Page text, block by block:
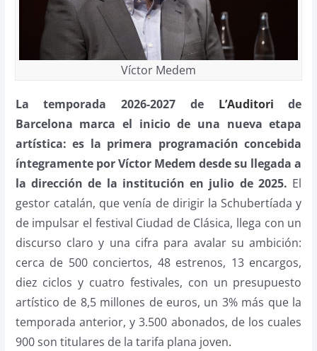
Víctor Medem
La temporada 2026-2027 de L’Auditori de
Barcelona marca el inicio de una nueva etapa
artística: es la primera programación concebida
íntegramente por Víctor Medem desde su llegada a
la dirección de la institución en julio de 2025. El
gestor catalán, que venía de dirigir la Schubertíada y
de impulsar el festival Ciudad de Clásica, llega con un
discurso claro y una cifra para avalar su ambición:
cerca de 500 conciertos, 48 estrenos, 13 encargos,
diez ciclos y cuatro festivales, con un presupuesto
artístico de 8,5 millones de euros, un 3% más que la
temporada anterior, y 3.500 abonados, de los cuales
900 son titulares de la tarifa plana joven.